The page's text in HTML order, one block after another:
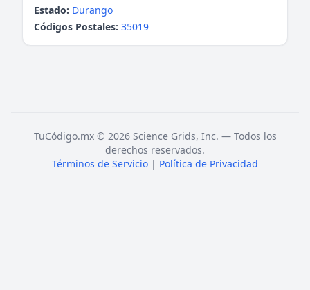
Estado: Durango
Códigos Postales: 35019
TuCódigo.mx © 2026 Science Grids, Inc. — Todos los
derechos reservados.
Términos de Servicio | Política de Privacidad